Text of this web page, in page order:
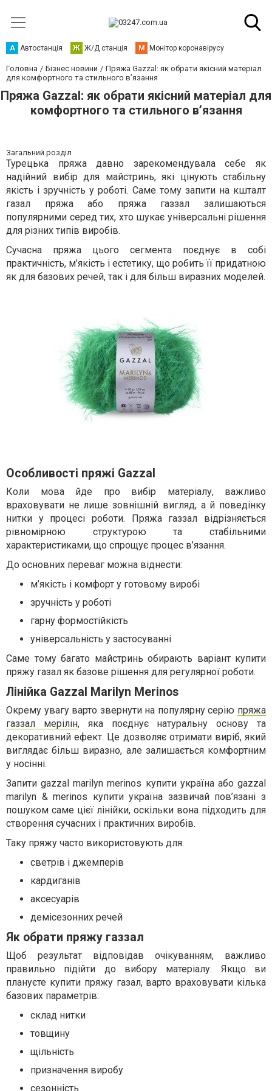
А Автостанція Ж Ж/Д станція М Монітор коронавірусу
Головна Бізнес новини
Пряжа Gazzal: як обрати якісний матеріал
для комфортного та стильного в’язання
Пряжа Gazzal: як обрати якісний матеріал для
комфортного та стильного в’язання
Загальний розділ
Турецька пряжа давно зарекомендувала себе як
надійний вибір для майстринь, які цінують стабільну
якість і зручність у роботі. Саме тому запити на кшталт
газал пряжа або пряжа газзал залишаються
популярними серед тих, хто шукає універсальні рішення
для різних типів виробів.
Сучасна пряжа цього сегмента поєднує в собі
практичність, м’якість і естетику, що робить її придатною
як для базових речей, так і для більш виразних моделей.
Особливості пряжі Gazzal
Коли мова йде про вибір матеріалу, важливо
враховувати не лише зовнішній вигляд, а й поведінку
нитки у процесі роботи. Пряжа газзал відрізняється
рівномірною структурою та стабільними
характеристиками, що спрощує процес в’язання.
До основних переваг можна віднести:
м’якість і комфорт у готовому виробі
зручність у роботі
гарну формостійкість
універсальність у застосуванні
Саме тому багато майстринь обирають варіант купити
пряжу газал як базове рішення для регулярної роботи.
Лінійка Gazzal Marilyn Merinos
Окрему увагу варто звернути на популярну серію пряжа
газзал мерілін, яка поєднує натуральну основу та
декоративний ефект. Це дозволяє отримати виріб, який
виглядає більш виразно, але залишається комфортним
у носінні.
Запити gazzal marilyn merinos купити україна або gazzal
marilyn & merinos купити україна зазвичай пов’язані з
пошуком саме цієї лінійки, оскільки вона підходить для
створення сучасних і практичних виробів.
Таку пряжу часто використовують для:
светрів і джемперів
кардиганів
аксесуарів
демісезонних речей
Як обрати пряжу газзал
Щоб результат відповідав очікуванням, важливо
правильно підійти до вибору матеріалу. Якщо ви
плануєте купити пряжу газал, варто враховувати кілька
базових параметрів:
склад нитки
товщину
щільність
призначення виробу
сезонність